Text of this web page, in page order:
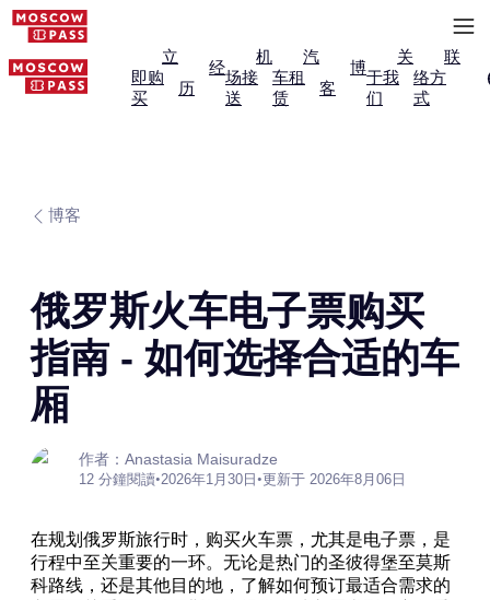
立
即购
买
经
历
机
场接
送
汽
车租
赁
博
客
关
于我
们
联
络方
式
博客
俄罗斯火车电子票购买
指南 - 如何选择合适的车
厢
作者：Anastasia Maisuradze
12 分鐘閱讀•2026年1月30日 •更新于 2026年8月06日
在规划俄罗斯旅行时，购买火车票，尤其是电子票，是
行程中至关重要的一环。无论是热门的圣彼得堡至莫斯
科路线，还是其他目的地，了解如何预订最适合需求的